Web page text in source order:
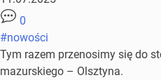
0
#nowości
Tym razem przenosimy się do
mazurskiego – Olsztyna.